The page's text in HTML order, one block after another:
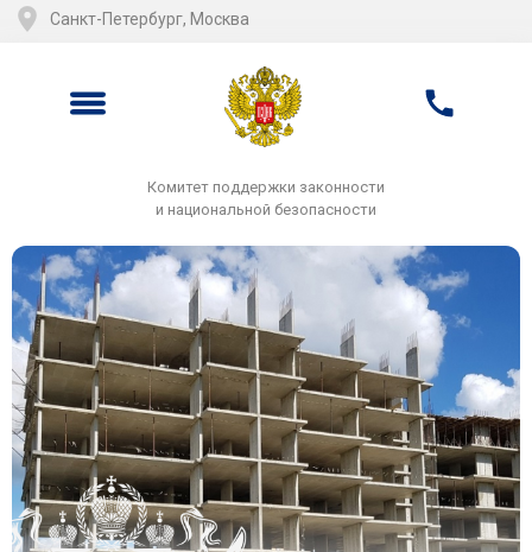
Санкт-Петербург, Москва
Комитет поддержки законности
и национальной безопасности